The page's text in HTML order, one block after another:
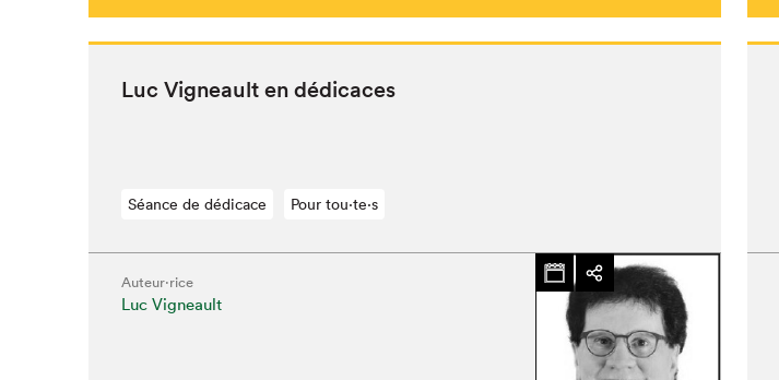
Luc Vigneault en dédicaces
Séance de dédicace Pour tou⋅te⋅s
Auteur·rice
Luc Vigneault